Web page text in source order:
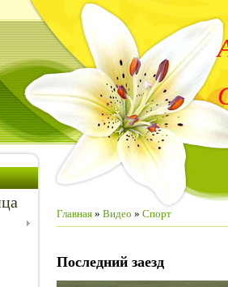
Главная » Видео » Спорт
Последний заезд